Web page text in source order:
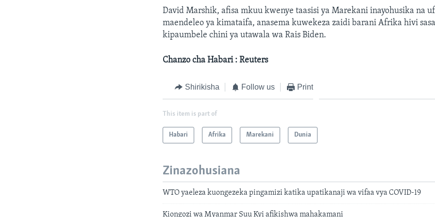
David Marshik, afisa mkuu kwenye taasisi ya Marekani inayohusika na
maendeleo ya kimataifa, anasema kuwekeza zaidi barani Afrika hivi
kipaumbele chini ya utawala wa Rais Biden.
Chanzo cha Habari : Reuters
Shirikisha Follow us Print
This item is part of
Habari Afrika Marekani Dunia
Zinazohusiana
WTO yaeleza kuongezeka pingamizi katika upatikanaji wa vifaa vya COVID-19
Kiongozi wa Myanmar Suu Kyi afikishwa mahakamani